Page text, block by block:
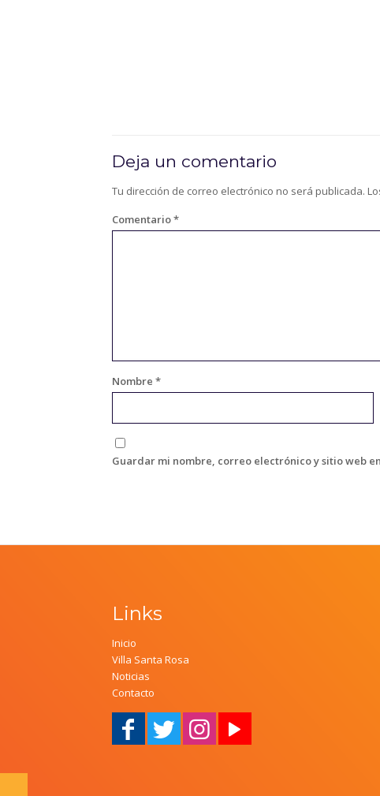
Deja un comentario
Tu dirección de correo electrónico no será publicada.
Comentario*
Nombre *
Guardar mi nombre, correo electrónico y sitio web
Links
Inicio
Villa Santa Rosa
Noticias
Contacto